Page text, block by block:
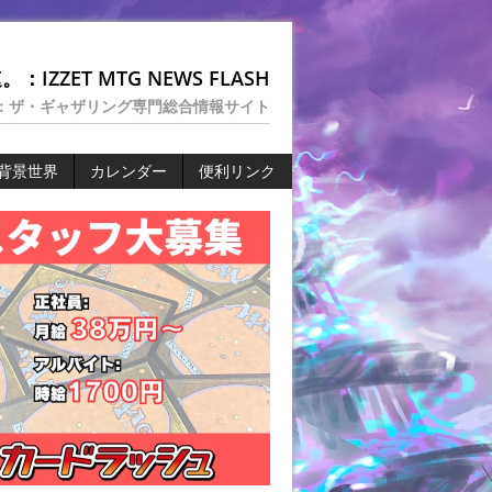
：IZZET MTG NEWS FLASH
ザ・ギャザリング専門総合情報サイト
景世界 カレンダー 便利リンク